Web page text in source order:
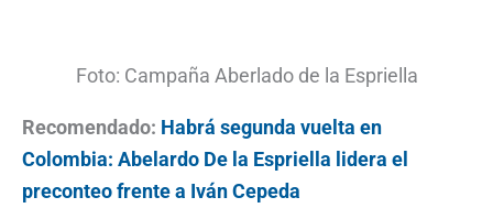
Foto: Campaña Aberlado de la Espriella
Recomendado: Habrá segunda vuelta en
Colombia: Abelardo De la Espriella lidera el
preconteo frente a Iván Cepeda